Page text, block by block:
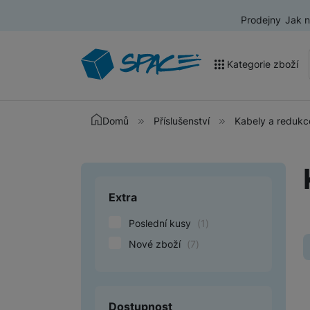
Prodejny Jak
Kategorie zboží
Akce a výprodej
Televize
Audio
Domácí spotřebiče
Domů Příslušenství Kabely a
Upřesnit
Extra
Poslední kusy (1 )
Nové zboží (7)
Dostupnost